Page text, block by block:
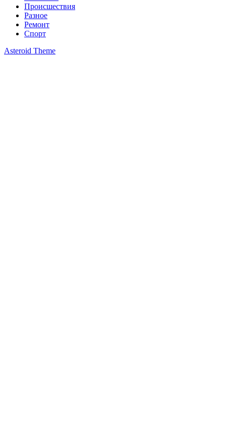
Происшествия
Разное
Ремонт
Спорт
Asteroid Theme